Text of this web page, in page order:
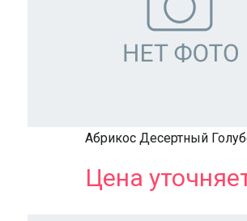
Абрикос Десертный
Цена